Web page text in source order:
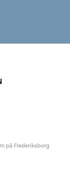
på Frederiksborg